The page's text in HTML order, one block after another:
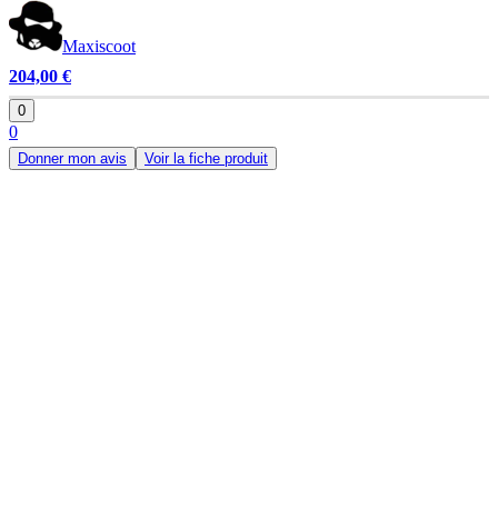
Maxiscoot
204,00 €
0
0
Donner mon avis Voir la fiche produit